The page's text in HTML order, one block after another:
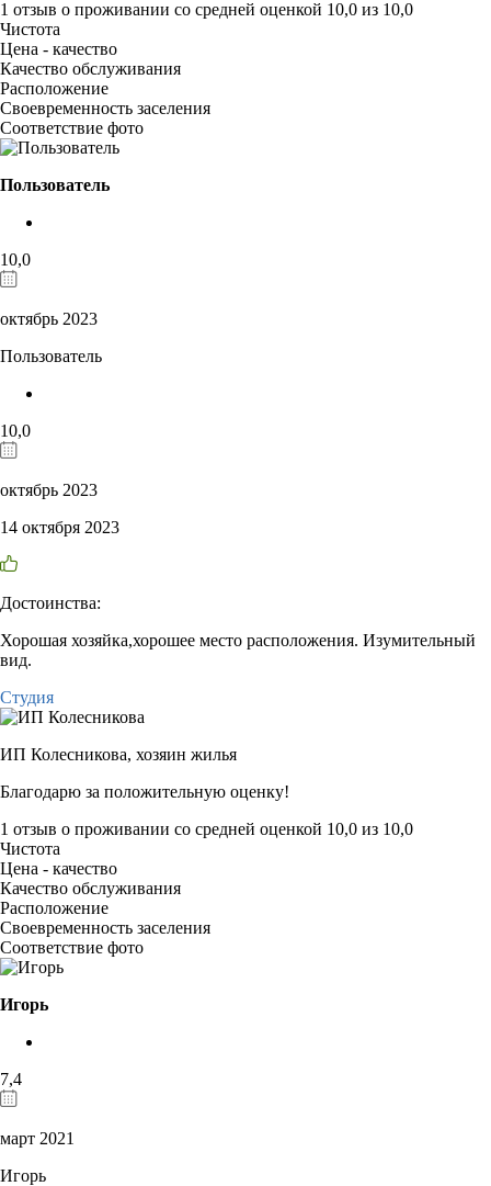
1 отзыв о проживании со средней оценкой 10,0 из 10,0
Чистота
Цена - качество
Качество обслуживания
Расположение
Своевременность заселения
Соответствие фото
Пользователь
10,0
октябрь 2023
Пользователь
10,0
октябрь 2023
14 октября 2023
Достоинства:
Хорошая хозяйка,хорошее место расположения. Изумительный
вид.
Студия
ИП Колесникова, хозяин жилья
Благодарю за положительную оценку!
1 отзыв о проживании со средней оценкой 10,0 из 10,0
Чистота
Цена - качество
Качество обслуживания
Расположение
Своевременность заселения
Соответствие фото
Игорь
7,4
март 2021
Игорь